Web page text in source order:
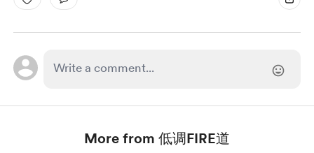
More from 低调FIRE道